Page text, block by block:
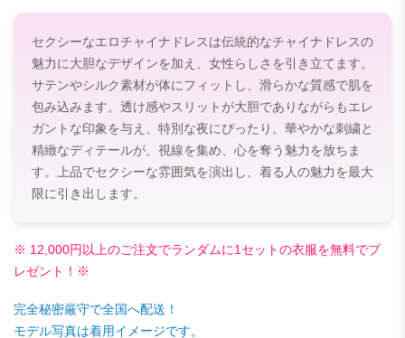
セクシーなエロチャイナドレスは伝統的なチャイナドレスの
魅力に大胆なデザインを加え、女性らしさを引き立てます。
サテンやシルク素材が体にフィットし、滑らかな質感で肌を
包み込みます。透け感やスリットが大胆でありながらもエレ
ガントな印象を与え、特別な夜にぴったり。華やかな刺繍と
精緻なディテールが、視線を集め、心を奪う魅力を放ちま
す。上品でセクシーな雰囲気を演出し、着る人の魅力を最大
限に引き出します。
※ 12,000円以上のご注文でランダムに1セットの衣服を無料でプ
レゼント！※
完全秘密厳守で全国へ配送！
モデル写真は着用イメージです。